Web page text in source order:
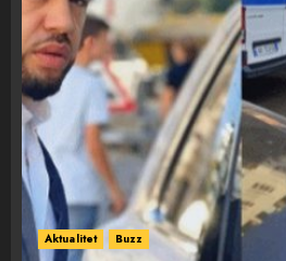
Aktualitet Buzz